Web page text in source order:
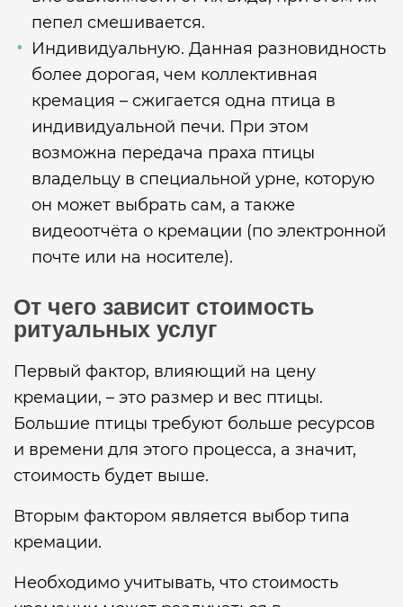
пепел смешивается.
Индивидуальную. Данная разновидность
более дорогая, чем коллективная
кремация – сжигается одна птица в
индивидуальной печи. При этом
возможна передача праха птицы
владельцу в специальной урне, которую
он может выбрать сам, а также
видеоотчёта о кремации (по электронной
почте или на носителе).
От чего зависит стоимость
ритуальных услуг
Первый фактор, влияющий на цену
кремации, – это размер и вес птицы.
Большие птицы требуют больше ресурсов
и времени для этого процесса, а значит,
стоимость будет выше.
Вторым фактором является выбор типа
кремации.
Необходимо учитывать, что стоимость